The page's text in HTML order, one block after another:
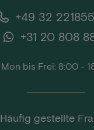
+49 32
+31 20 808
Mon bis Frei: 8:00 -
Häufig gestellte